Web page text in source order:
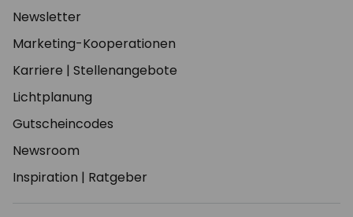
Newsletter
Marketing-Kooperationen
Karriere | Stellenangebote
Lichtplanung
Gutscheincodes
Newsroom
Inspiration | Ratgeber